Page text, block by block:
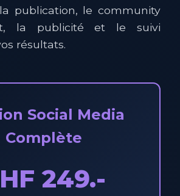
publication, le community
la publicité et le suivi
résultats.
Social Media
Complète
249.-